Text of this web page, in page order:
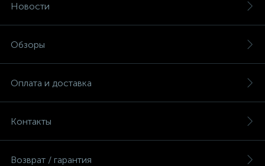
Новости
Обзоры
Оплата и доставка
Контакты
Возврат / гарантия